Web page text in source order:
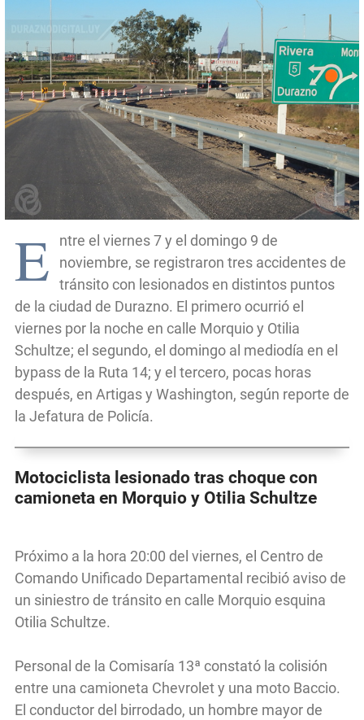
E
ntre el viernes 7 y el domingo 9 de
noviembre, se registraron tres accidentes de
tránsito con lesionados en distintos puntos
de la ciudad de Durazno. El primero ocurrió el
viernes por la noche en calle Morquio y Otilia
Schultze; el segundo, el domingo al mediodía en el
bypass de la Ruta 14; y el tercero, pocas horas
después, en Artigas y Washington, según reporte de
la Jefatura de Policía.
Motociclista lesionado tras choque con
camioneta en Morquio y Otilia Schultze
Próximo a la hora 20:00 del viernes, el Centro de
Comando Unificado Departamental recibió aviso de
un siniestro de tránsito en calle Morquio esquina
Otilia Schultze.
Personal de la Comisaría 13ª constató la colisión
entre una camioneta Chevrolet y una moto Baccio.
El conductor del birrodado, un hombre mayor de